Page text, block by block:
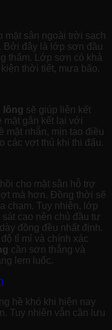
mặt sân ngoài trời sạch
Bởi đây là lớp sơn đầu
thấm. Lớp sơn có khả
thời tiết, mưa bão.
lông sẽ giúp liên kết
mặt gắn kết lại với
mặt nhẵn, mịn tạo điều
các vợt thủ khi thi đấu.
cho mặt sân hỗ trợ
mà hơn. Đồng thời sẽ
chạm. Tuy nhiên, lớp
cao nên chủ đầu tư
đồng đều nhất định.
tỉ mỉ và chính xác
cần sơn thẳng và
lem luốc.
hề khó khi hiện nay
Tuy nhiên vẫn cần lưu